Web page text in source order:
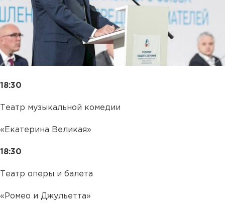
18:30
Театр музыкальной комедии
«Екатерина Великая»
18:30
Театр оперы и балета
«Ромео и Джульетта»